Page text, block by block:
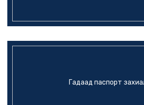
Гадаад паспорт